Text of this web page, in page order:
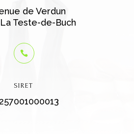
de Verdun
Teste-de-Buch

SIRET